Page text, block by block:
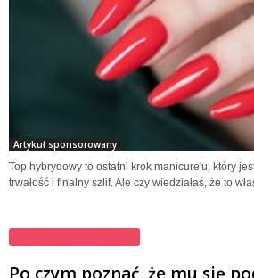
Artykuł sponsorowany
Top hybrydowy to ostatni krok manicure'u, który
trwałość i finalny szlif. Ale czy wiedziałaś, że to
Najczęściej czytane